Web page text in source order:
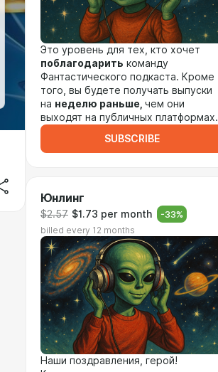
Это уровень для тех, кто хочет
поблагодарить команду
Фантастического подкаста. Кроме
того, вы будете получать выпуски
на неделю раньше, чем они
выходят на публичных платформах.
SUBSCRIBE
Юнлинг
$2.57 $1.73 per month -33%
billed every 12 months
Наши поздравления, герой!